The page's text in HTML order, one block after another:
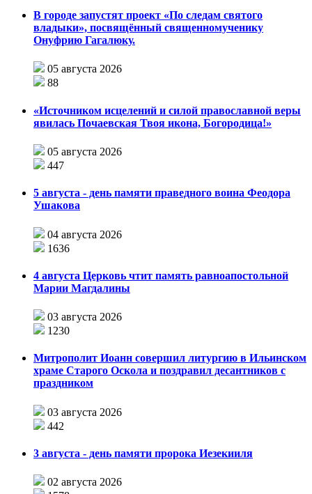
В городе запустят проект «По следам святого
владыки», посвящённый священномученику
Онуфрию Гагалюку.
05 августа 2026
88
«Источником исцелений и силой православной веры
явилась Почаевская Твоя икона, Богородица!»
05 августа 2026
447
5 августа - день памяти праведного воина Феодора
Ушакова
04 августа 2026
1636
4 августа Церковь чтит память равноапостольной
Марии Магдалины
03 августа 2026
1230
Митрополит Иоанн совершил литургию в Ильинском
храме Старого Оскола и поздравил десантников с
праздником
03 августа 2026
442
3 августа - день памяти пророка Иезекииля
02 августа 2026